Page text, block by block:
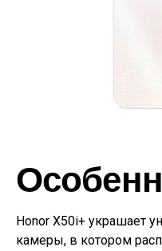
Honor X50i+ украшает
камеры, в котором